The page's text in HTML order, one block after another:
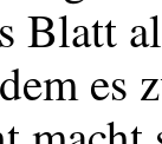
Blatt